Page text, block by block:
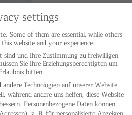
settings
Some of them are essential, while others
website and your experience.
sind und Ihre Zustimmung zu freiwilligen
Sie Ihre Erziehungsberechtigten um
bitten.
Technologien auf unserer Website.
während andere uns helfen, diese Website
Personenbezogene Daten können
z. B. für personalisierte Anzeigen